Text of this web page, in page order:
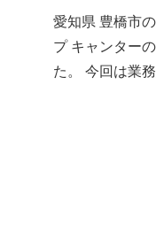
した③
愛知県 豊橋市
プ キャンター
た。 今回は業